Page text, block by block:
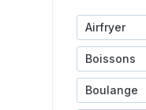
Airfryer
Boissons
Boulange